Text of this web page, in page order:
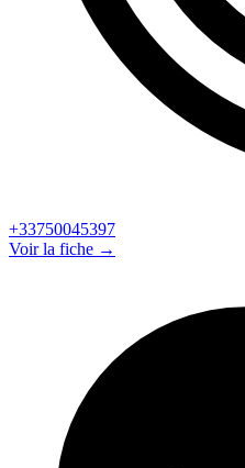
+33750045397
Voir la fiche →